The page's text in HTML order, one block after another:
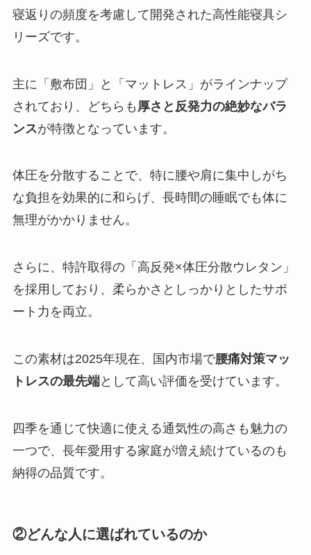
寝返りの頻度を考慮して開発された高性能寝具シ
リーズです。
主に「敷布団」と「マットレス」がラインナップ
されており、どちらも 厚さと反発力の絶妙なバラ
ンスが特徴となっています。
体圧を分散することで、特に腰や肩に集中しがち
な負担を効果的に和らげ、長時間の睡眠でも体に
無理がかかりません。
さらに、特許取得の「高反発×体圧分散ウレタン」
を採用しており、柔らかさとしっかりとしたサポ
ート力を両立。
この素材は2025年現在、国内市場で腰痛対策マッ
トレスの最先端として高い評価を受けています。
四季を通じて快適に使える通気性の高さも魅力の
一つで、長年愛用する家庭が増え続けているのも
納得の品質です。
②どんな人に選ばれているのか